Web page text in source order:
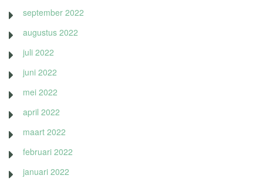
september 2022
augustus 2022
juli 2022
juni 2022
mei 2022
april 2022
maart 2022
februari 2022
januari 2022